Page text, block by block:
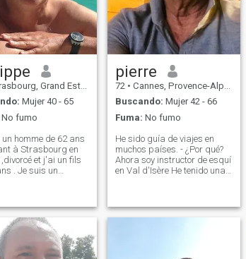
Grand Est, Francia
Mujer 40 - 65
No fumo
homme de 62 ans
à Strasbourg en
et j'ai un fils
. Je suis un
la peinture moderne ,
classique ,
pierre
72 • Cannes, Provence-Alpes-Côte d'Azur, Francia
Buscando: Mujer 42 - 66
Fuma: No fumo
He sido guía de viajes en
muchos países. - ¿Por qué?
Ahora soy instructor de esquí
en Val d'Isère He tenido una
vida Ahora por fin empiezo a